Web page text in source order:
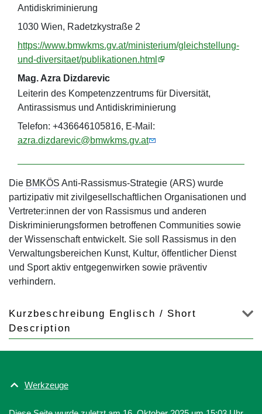
Antidiskriminierung
1030 Wien, Radetzkystraße 2
https://www.bmwkms.gv.at/ministerium/gleichstellung-
und-diversitaet/publikationen.html
Mag. Azra Dizdarevic
Leiterin des Kompetenzzentrums für Diversität,
Antirassismus und Antidiskriminierung
Telefon: +436646105816, E-Mail:
azra.dizdarevic@bmwkms.gv.at
Die BMKÖS Anti-Rassismus-Strategie (ARS) wurde
partizipativ mit zivilgesellschaftlichen Organisationen und
Vertreter:innen der von Rassismus und anderen
Diskriminierungsformen betroffenen Communities sowie
der Wissenschaft entwickelt. Sie soll Rassismus in den
Verwaltungsbereichen Kunst, Kultur, öffentlicher Dienst
und Sport aktiv entgegenwirken sowie präventiv
verhindern.
Kurzbeschreibung Englisch / Short
Description
Werkzeuge